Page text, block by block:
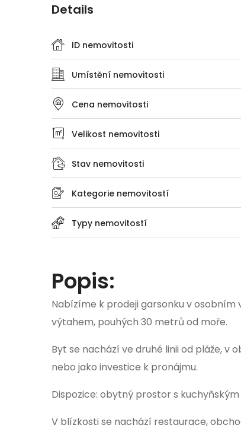
Details
ID nemovitosti
Umístění nemovitosti
Cena nemovitosti
Velikost nemovitosti
Stav nemovitosti
Kategorie nemovitostí
Typy nemovitostí
Popis:
Nabízíme k prodeji garsonku v
výtahem, pouhých 30 metrů od moře.
Byt se nachází ve druhé linii od pláže,
nebo jako investice k pronájmu.
Dispozice: obytný prostor s
V blízkosti se nachází restaurace,